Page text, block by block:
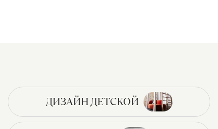
ДИЗАЙН ДЕТСКОЙ